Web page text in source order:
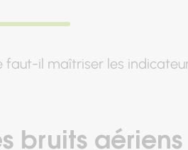
faut-il maîtriser les
bruits aériens